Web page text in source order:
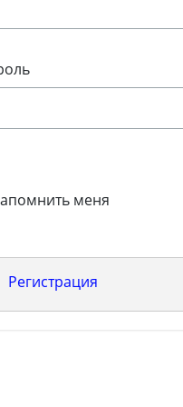
меня
Регистрация